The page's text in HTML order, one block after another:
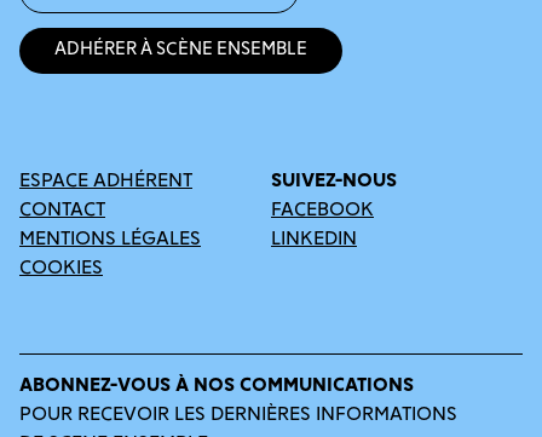
Adhérer à Scène Ensemble
ESPACE ADHÉRENT
CONTACT
MENTIONS LÉGALES
COOKIES
SUIVEZ-NOUS
FACEBOOK
LINKEDIN
ABONNEZ-VOUS À NOS COMMUNICATIONS
POUR RECEVOIR LES DERNIÈRES INFORMATIONS